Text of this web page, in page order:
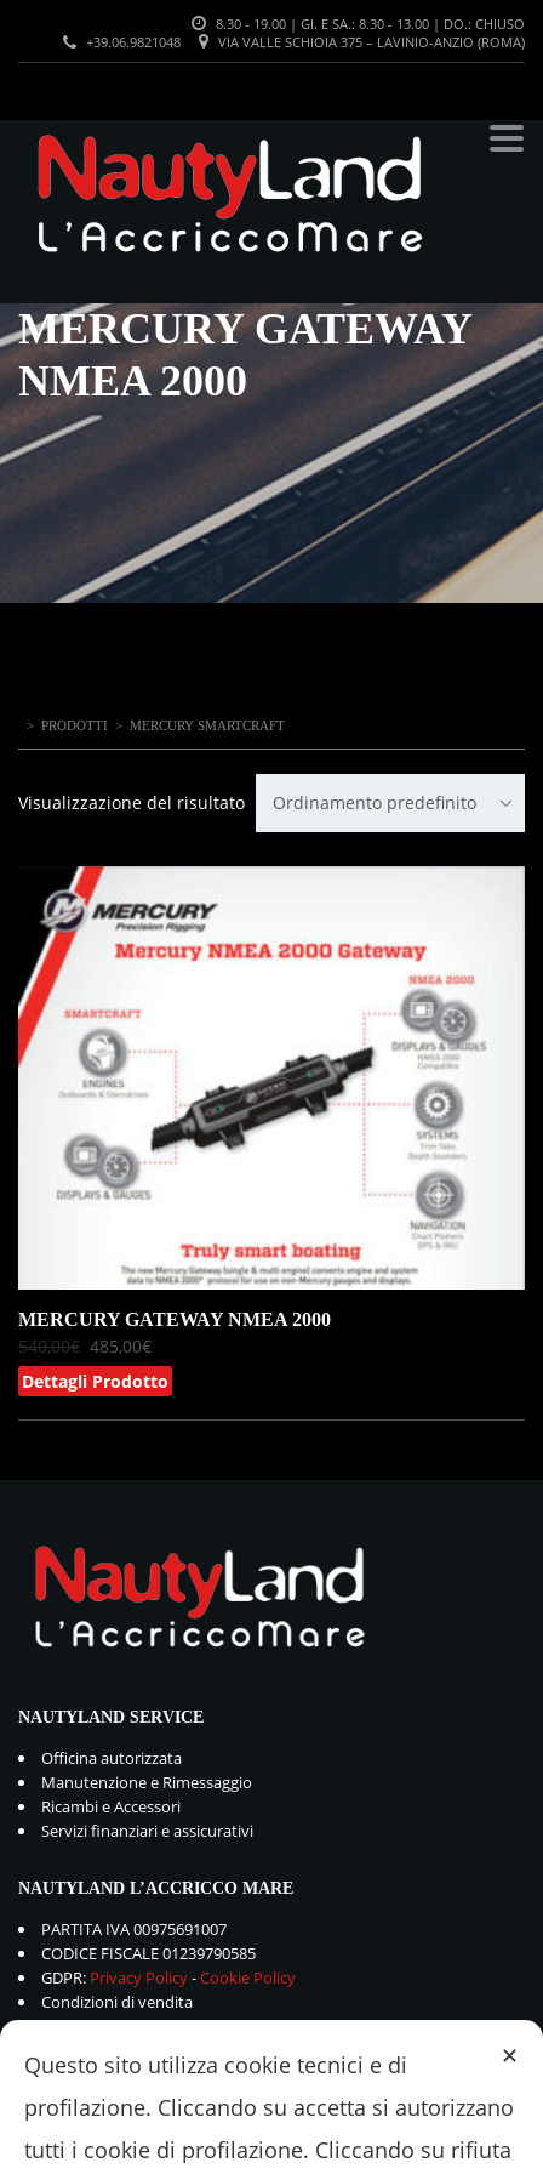
8.30 - 19.00 | GI. E SA.: 8.30 - 13.00 | DO.: CHIUSO
VIA VALLE SCHIOIA 375 – LAVINIO-ANZIO (ROMA)
+39.06.9821048
MERCURY GATEWAY
NMEA 2000
> PRODOTTI > MERCURY SMARTCRAFT
Visualizzazione del risultato Ordinamento predefinito
IN OFFERTA!
MERCURY GATEWAY NMEA 2000
540,00€ 485,00€
Dettagli Prodotto
NAUTYLAND SERVICE
Officina autorizzata
Manutenzione e Rimessaggio
Ricambi e Accessori
Servizi finanziari e assicurativi
NAUTYLAND L’ACCRICCO MARE
PARTITA IVA 00975691007
CODICE FISCALE 01239790585
GDPR: Privacy Policy-Cookie Policy
Condizioni di vendita
✕
Questo sito utilizza cookie tecnici e di
profilazione. Cliccando su accetta si autorizzano
tutti i cookie di profilazione. Cliccando su rifiuta